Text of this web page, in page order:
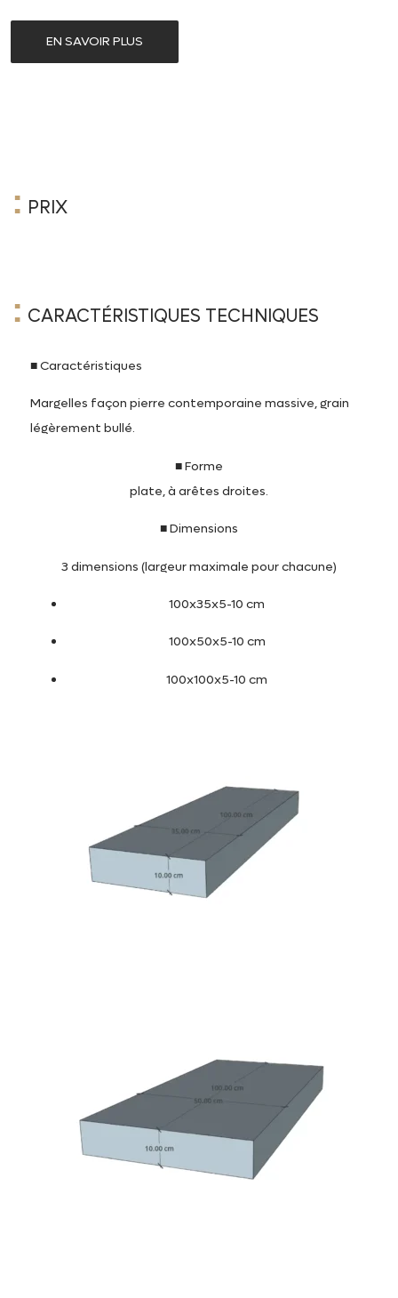
EN SAVOIR PLUS
: PRIX
: CARACTÉRISTIQUES TECHNIQUES
■ Caractéristiques
Margelles façon pierre contemporaine massive, grain
légèrement bullé.
■ Forme
plate, à arêtes droites.
■ Dimensions
3 dimensions (largeur maximale pour chacune)
100x35x5-10 cm
100x50x5-10 cm
100x100x5-10 cm